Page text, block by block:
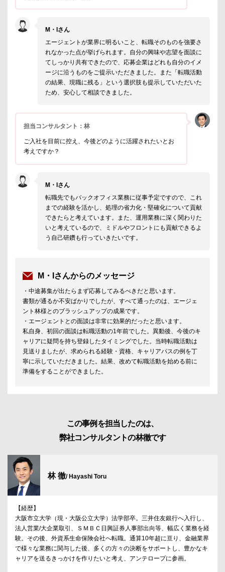
M・Iさん
エージェントが業界に明るいこと、転職そのものを強要さ
れなかった点が挙げられます。自分の興味や志望を面談に
てしっかり共有できたので、応募企業はどれも自分のイメ
ージに沿うものをご提示いただきました。また「転職活動
の結果、現職に残る」という選択肢も提示していただいた
ため、安心して相談できました。
担当コンサルタント：林
ご入社を目前に控え、今後どのように活躍されたいとお
考えですか？
M・Iさん
転職先でもバックオフィス業務に従事予定ですので、これ
までの経験を活かし、処理の省力化・堅確化について貢献
できたらと考えています。また、運用業務に深く関わりた
いと考えているので、ミドルやフロントにも貢献できるよ
う自己研鑽も行っていきたいです。
M・Iさんからのメッセージ
・中途募集が出たらまず応募してみるべきだと思います。
書類が通るか不安ばかりでしたが、すべて通ったのは、エージェ
ント林様とのブラッシュアップの成果です。
・エージェントとの面談は非常に効果的だったと思います。
私自身、初回の面談は転職活動の1年前でした。異動後、今後のキ
ャリアに疑問を持ち登録したタイミングでした。当時転職活動は
見送りましたが、求められる経験・資格、キャリアパスの例を丁
寧に示していただきました。結果、改めて転職活動を始める前に
準備をすることができました。
この事例を担当したのは、
弊社コンサルタントの林徹です
林 徹/ Hayashi Toru
【経歴】
大阪市立大学（現・大阪公立大学）法学部卒。三井住友銀行へ入行し、
法人営業/大企業取引、ＳＭＢＣ日興証券人事部出向等、幅広く業務を経
験。その後、外資系生命保険会社へ転職。通算10年超に亘り、金融業界
で様々な業務に関与した後、多くの方々の決断をサポートし、豊かなキ
ャリアを送るきっかけを作りたいと考え、アンテロープに参画。